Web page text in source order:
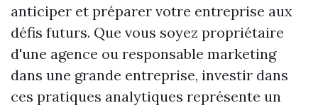
anticiper et préparer votre entreprise aux
défis futurs. Que vous soyez propriétaire
d'une agence ou responsable marketing
dans une grande entreprise, investir dans
ces pratiques analytiques représente un